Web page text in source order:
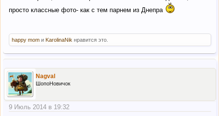
просто классные фото- как с тем парнем из Днепра
happy mom и KarolinaNik нравится это.
Nagval
ШопоНовичок
9 Июль 2014 в 19:32